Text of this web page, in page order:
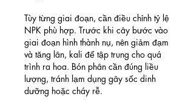
Tùy từng giai đoạn, cần điều chỉnh tỷ lệ
NPK phù hợp. Trước khi cây bước vào
giai đoạn hình thành nụ, nên giảm đạm
và tăng lân, kali để tập trung cho quá
trình ra hoa. Bón phân cần đúng liều
lượng, tránh lạm dụng gây sốc dinh
dưỡng hoặc cháy rễ.